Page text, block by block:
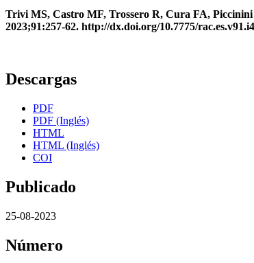
Trivi MS, Castro MF, Trossero R, Cura FA, Piccinini
2023;91:257-62. http://dx.doi.org/10.7775/
Descargas
PDF
PDF (Inglés)
HTML
HTML (Inglés)
COI
Publicado
25-08-2023
Número